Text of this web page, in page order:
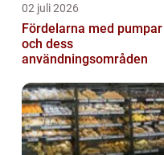
02 juli 2026
Fördelarna med pumpar
och dess
användningsområden